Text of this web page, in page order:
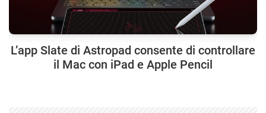
L’app Slate di Astropad consente di controllare
il Mac con iPad e Apple Pencil